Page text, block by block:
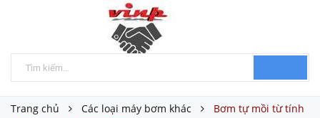
Trang chủ Các loại máy bơm khác
Bơm tự mồi từ tính